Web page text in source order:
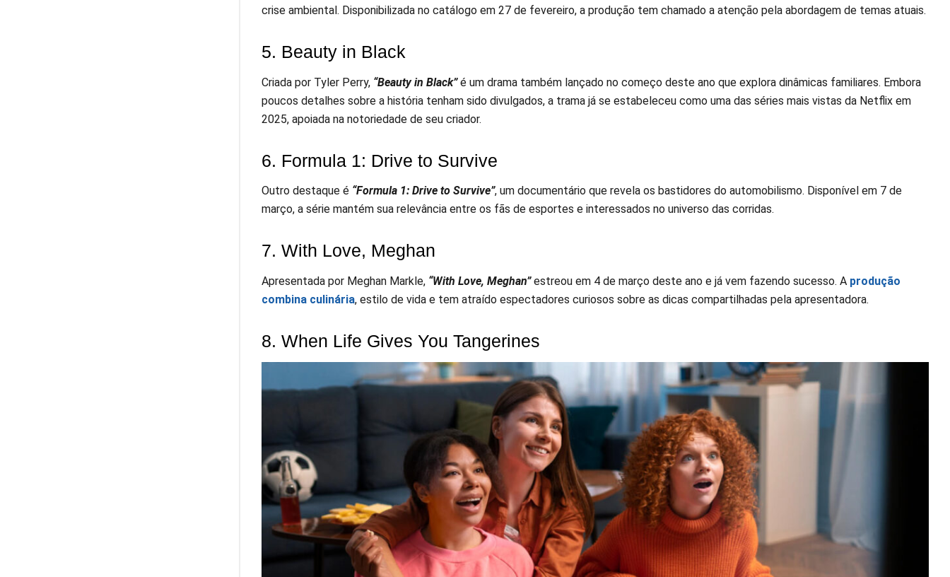
crise ambiental. Disponibilizada no catálogo em 27 de fevereiro, a produção tem chamado a atenção pela abordagem de temas atuais.
5. Beauty in Black
Criada por Tyler Perry, “Beauty in Black”é um drama também lançado no começo deste ano que explora dinâmicas familiares. Embora
poucos detalhes sobre a história tenham sido divulgados, a trama já se estabeleceu como uma das séries mais vistas da Netflix em
2025, apoiada na notoriedade de seu criador.
6. Formula 1: Drive to Survive
Outro destaque é “Formula 1: Drive to Survive”, um documentário que revela os bastidores do automobilismo. Disponível em 7 de
março, a série mantém sua relevância entre os fãs de esportes e interessados no universo das corridas.
7. With Love, Meghan
Apresentada por Meghan Markle, “With Love, Meghan”estreou em 4 de março deste ano e já vem fazendo sucesso. A produção
combina culinária, estilo de vida e tem atraído espectadores curiosos sobre as dicas compartilhadas pela apresentadora.
8. When Life Gives You Tangerines